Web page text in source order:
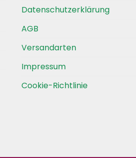
Optionen
der
gewählt
werden
Datenschutzerklärung
AGB
Versandarten
Impressum
Cookie-Richtlinie